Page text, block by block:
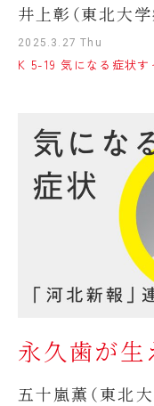
井上彰（東北大
2025.3.27 Thu
K 5-19 気になる症状す
永久歯が生
五十嵐薫（東北